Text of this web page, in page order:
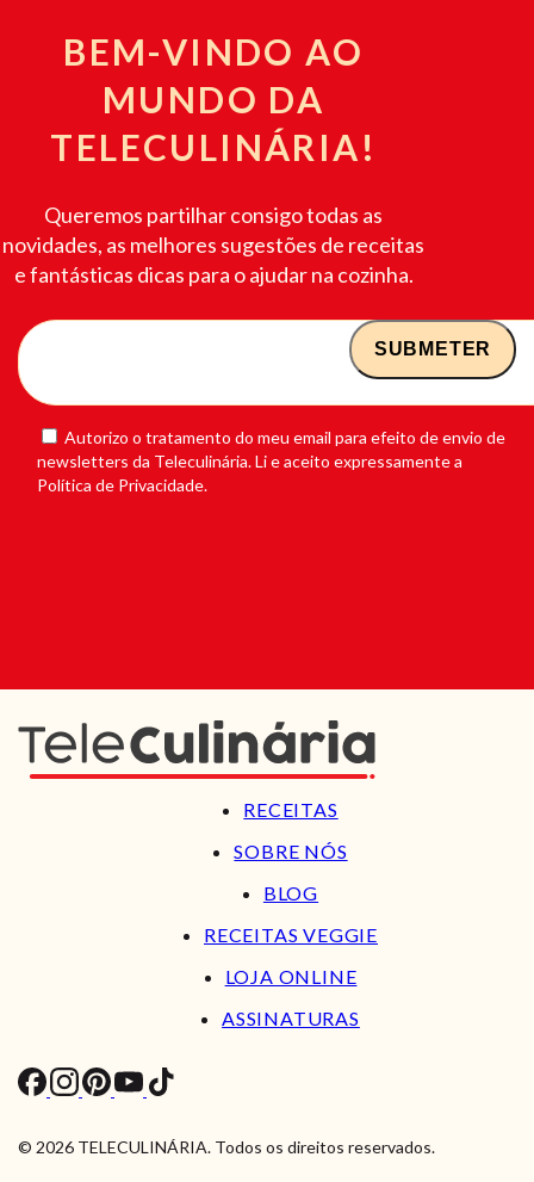
BEM-VINDO AO
MUNDO DA
TELECULINÁRIA!
Queremos partilhar consigo todas as
novidades, as melhores sugestões de receitas
e fantásticas dicas para o ajudar na cozinha.
Autorizo o tratamento do meu email para efeito de envio de
newsletters da Teleculinária. Li e aceito expressamente a
Política de Privacidade.
RECEITAS
SOBRE NÓS
BLOG
RECEITAS VEGGIE
LOJA ONLINE
ASSINATURAS
© 2026 TELECULINÁRIA. Todos os direitos reservados.